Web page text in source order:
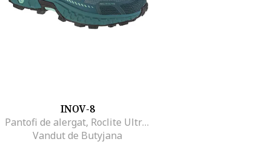
INOV-8
Pantofi de alergat, Roclite Ultra G 320 001080-TLMT-M-01, Verde, Verde
Vandut de Butyjana